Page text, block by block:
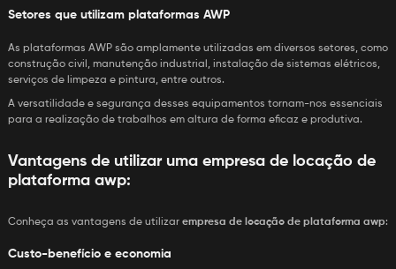
Setores que utilizam plataformas AWP
As plataformas AWP são amplamente utilizadas em diversos setores, como
construção civil, manutenção industrial, instalação de sistemas elétricos,
serviços de limpeza e pintura, entre outros.
A versatilidade e segurança desses equipamentos tornam-nos essenciais
para a realização de trabalhos em altura de forma eficaz e produtiva.
Vantagens de utilizar uma empresa de locação de
plataforma awp:
Conheça as vantagens de utilizar empresa de locação de plataforma awp:
Custo-benefício e economia